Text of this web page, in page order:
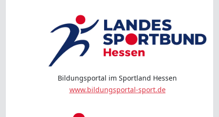
Bildungsportal im Sportland Hessen
www.bildungsportal-sport.de